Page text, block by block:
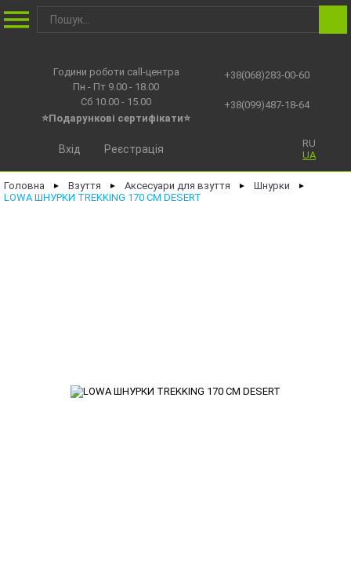
Години роботи call-центра
Пн - Пт 9.00 - 18.00
Сб 10.00 - 15.00
⭐Подарункові сертифікати⭐
+38(068)283-00-60
+38(099)487-18-64
RU
UA
Вхід Реєстрація
Головна ► Взуття ► Аксесуари для взуття ► Шнурки ►
LOWA ШНУРКИ TREKKING 170 CM DESERT